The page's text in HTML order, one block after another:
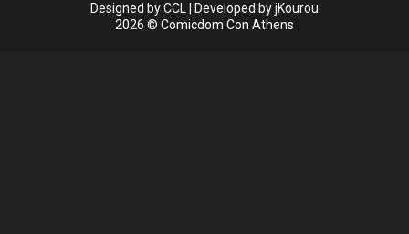
Designed byCCL | Developed byjKourou
2026 © Comicdom Con Athens